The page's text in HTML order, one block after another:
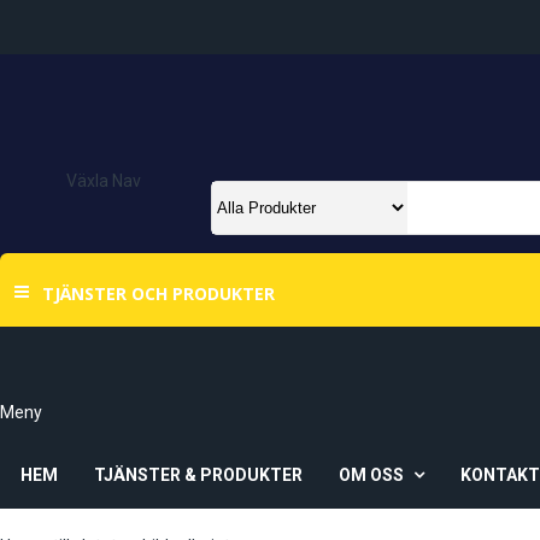
Växla Nav
TJÄNSTER OCH PRODUKTER
Meny
HEM TJÄNSTER & PRODUKTER OM OSS KONTAKT